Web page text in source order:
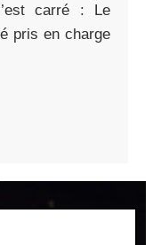
carré : Le
pris en charge